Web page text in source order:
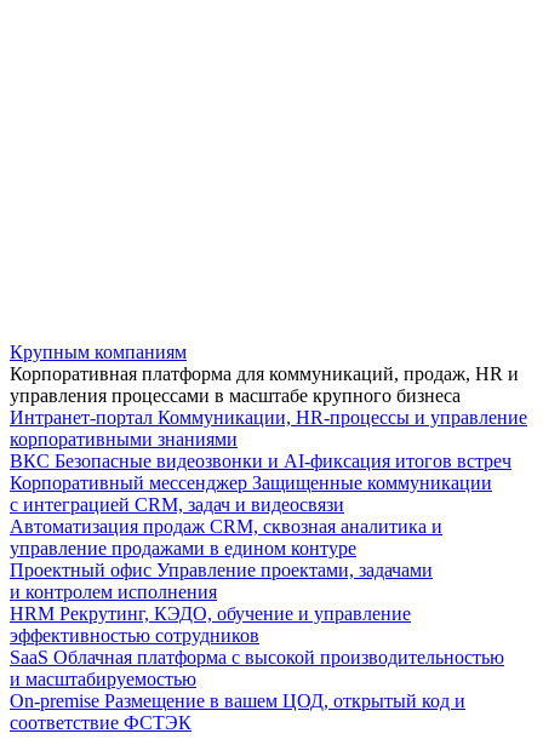
Крупным компаниям
Корпоративная платформа для коммуникаций, продаж, HR и
управления процессами в масштабе крупного бизнеса
Интранет-портал Коммуникации, HR-процессы и управление
корпоративными знаниями
ВКС Безопасные видеозвонки и AI-фиксация итогов встреч
Корпоративный мессенджер Защищенные коммуникации
с интеграцией CRM, задач и видеосвязи
Автоматизация продаж CRM, сквозная аналитика и
управление продажами в едином контуре
Проектный офис Управление проектами, задачами
и контролем исполнения
HRM Рекрутинг, КЭДО, обучение и управление
эффективностью сотрудников
SaaS Облачная платформа с высокой производительностью
и масштабируемостью
On-premise Размещение в вашем ЦОД, открытый код и
соответствие ФСТЭК